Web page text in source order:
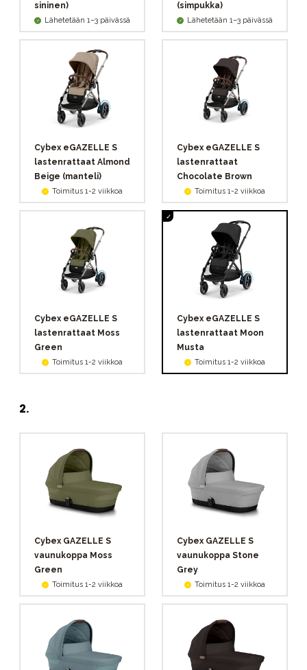
sininen)
Lähetetään 1–3 päivässä
(simpukka)
Lähetetään 1–3 päivässä
Cybex eGAZELLE S
lastenrattaat Almond
Beige (manteli)
Toimitus 1-2 viikkoa
Cybex eGAZELLE S
lastenrattaat
Chocolate Brown
Toimitus 1-2 viikkoa
Cybex eGAZELLE S
lastenrattaat Moss
Green
Toimitus 1-2 viikkoa
Cybex eGAZELLE S
lastenrattaat Moon
Musta
Toimitus 1-2 viikkoa
2.
Cybex GAZELLE S
vaunukoppa Moss
Green
Toimitus 1-2 viikkoa
Cybex GAZELLE S
vaunukoppa Stone
Grey
Toimitus 1-2 viikkoa